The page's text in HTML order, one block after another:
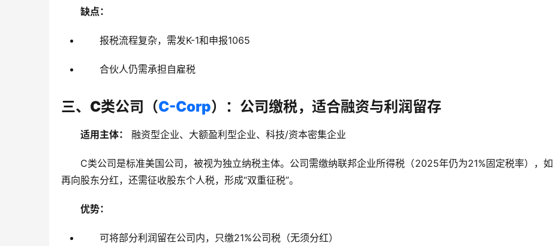
缺点：
报税流程复杂，需发K-1和申报1065
合伙人仍需承担自雇税
三、C类公司（C-Corp）：公司缴税，适合融资与利润留存
适用主体： 融资型企业、大额盈利型企业、科技/资本密集企业
C类公司是标准美国公司，被视为独立纳税主体。公司需缴纳联邦企业所得税（2025年仍为21%固定税率），如
再向股东分红，还需征收股东个人税，形成“双重征税”。
优势：
可将部分利润留在公司内，只缴21%公司税（无须分红）